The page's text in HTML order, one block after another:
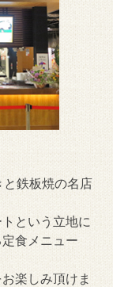
鉄板焼の名店
という立地に
食メニュー
楽しみ頂けま